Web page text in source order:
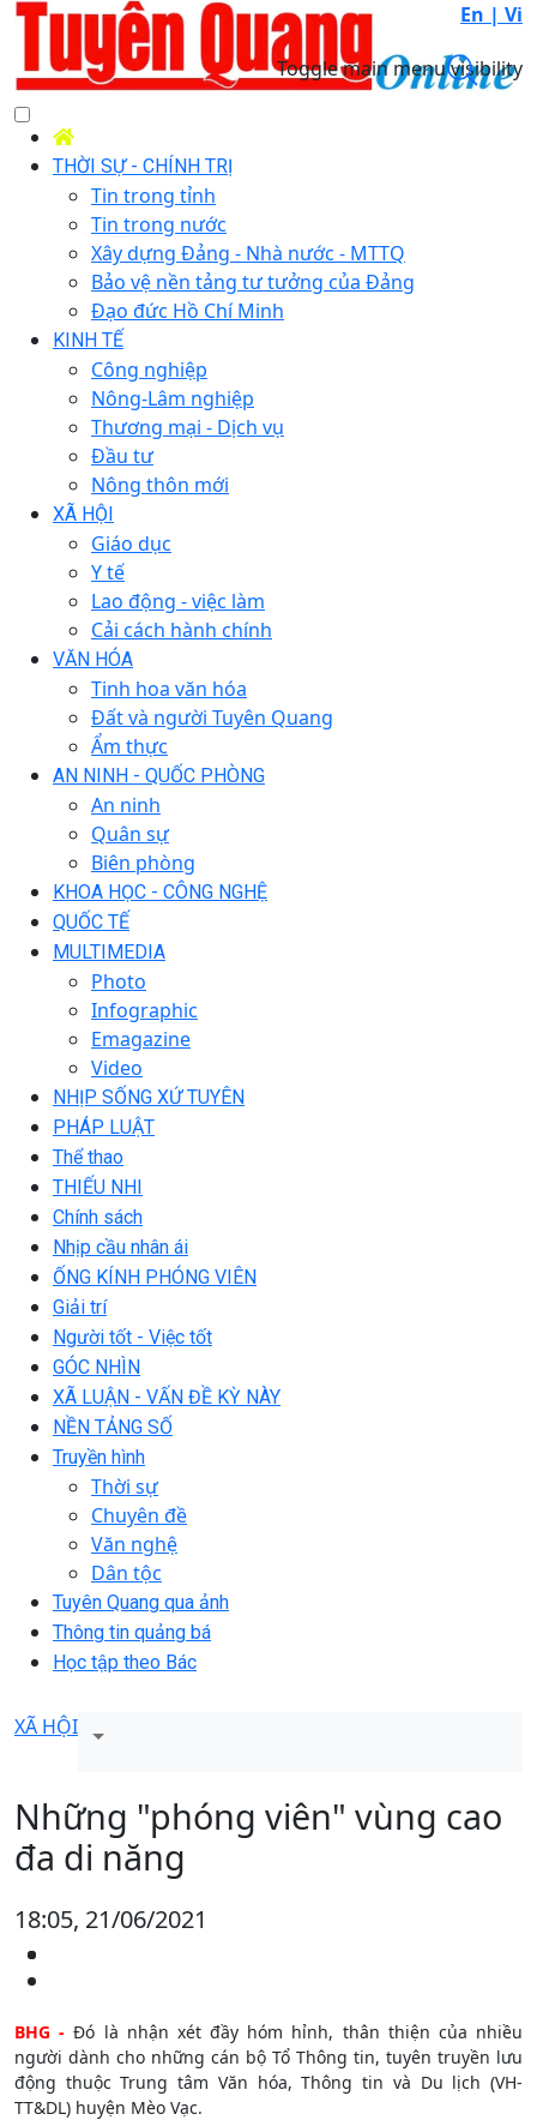
En | Vi
Toggle main menu visibility
THỜI SỰ - CHÍNH TRỊ
Tin trong tỉnh
Tin trong nước
Xây dựng Đảng - Nhà nước - MTTQ
Bảo vệ nền tảng tư tưởng của Đảng
Đạo đức Hồ Chí Minh
KINH TẾ
Công nghiệp
Nông-Lâm nghiệp
Thương mại - Dịch vụ
Đầu tư
Nông thôn mới
XÃ HỘI
Giáo dục
Y tế
Lao động - việc làm
Cải cách hành chính
VĂN HÓA
Tinh hoa văn hóa
Đất và người Tuyên Quang
Ẩm thực
AN NINH - QUỐC PHÒNG
An ninh
Quân sự
Biên phòng
KHOA HỌC - CÔNG NGHỆ
QUỐC TẾ
MULTIMEDIA
Photo
Infographic
Emagazine
Video
NHỊP SỐNG XỨ TUYÊN
PHÁP LUẬT
Thể thao
THIẾU NHI
Chính sách
Nhịp cầu nhân ái
ỐNG KÍNH PHÓNG VIÊN
Giải trí
Người tốt - Việc tốt
GÓC NHÌN
XÃ LUẬN - VẤN ĐỀ KỲ NÀY
NỀN TẢNG SỐ
Truyền hình
Thời sự
Chuyên đề
Văn nghệ
Dân tộc
Tuyên Quang qua ảnh
Thông tin quảng bá
Học tập theo Bác
XÃ HỘI
Những "phóng viên" vùng cao
đa di năng
18:05, 21/06/2021
BHG - Đó là nhận xét đầy hóm hỉnh, thân thiện của nhiều
người dành cho những cán bộ Tổ Thông tin, tuyên truyền lưu
động thuộc Trung tâm Văn hóa, Thông tin và Du lịch (VH-
TT&DL) huyện Mèo Vạc.